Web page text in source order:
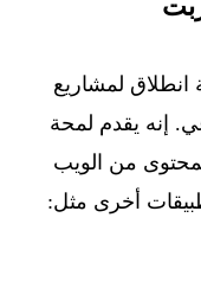
لمشاريع
إنه يقدم لمحة
من الويب
أخرى مثل: